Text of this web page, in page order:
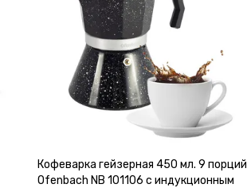
Кофеварка гейзерная 450 мл. 9 порций
Ofenbach NB 101106 с индукционным